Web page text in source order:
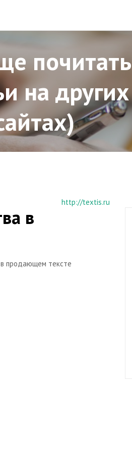
почитать
на других
в
продающем тексте
http://textis.ru